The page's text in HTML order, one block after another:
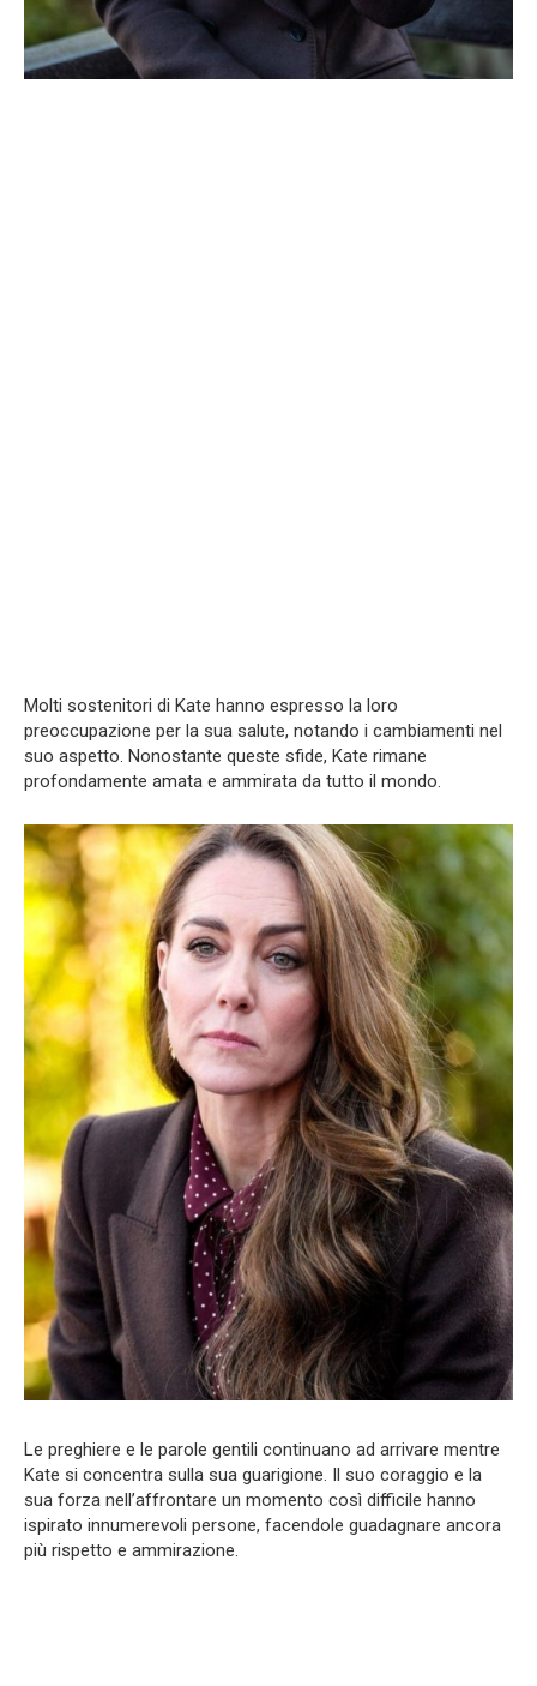
Molti sostenitori di Kate hanno espresso la loro
preoccupazione per la sua salute, notando i cambiamenti nel
suo aspetto. Nonostante queste sfide, Kate rimane
profondamente amata e ammirata da tutto il mondo.
Le preghiere e le parole gentili continuano ad arrivare mentre
Kate si concentra sulla sua guarigione. Il suo coraggio e la
sua forza nell’affrontare un momento così difficile hanno
ispirato innumerevoli persone, facendole guadagnare ancora
più rispetto e ammirazione.